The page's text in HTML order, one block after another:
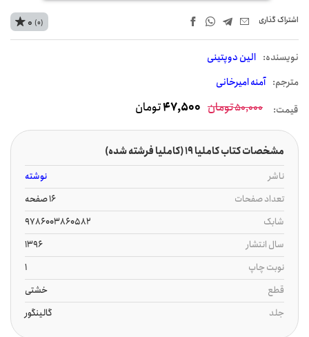
اشتراک‌ گذاری
نويسنده: الین دوپتینی
مترجم: آمنه امیرخانی
0 (0)
قیمت: 50,000تومان 47,500تومان
مشخصات کتاب کاملیا 19 (کاملیا فرشته شده)
ناشر
نوشته
تعداد صفحات
16 صفحه
شابک
9786003860582
سال انتشار
1396
نوبت چاپ
1
قطع
خشتی
جلد
گالینگور